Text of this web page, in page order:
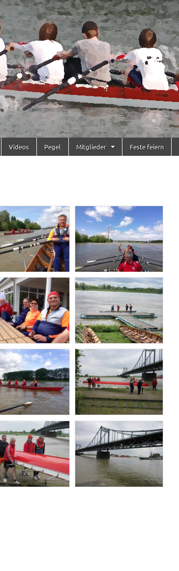
Videos Pegel Mitglieder Feste feiern